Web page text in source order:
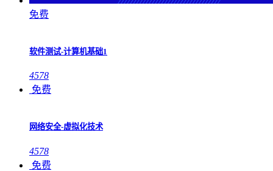
免费
软件测试-计算机基础1
4578
免费
网络安全-虚拟化技术
4578
免费